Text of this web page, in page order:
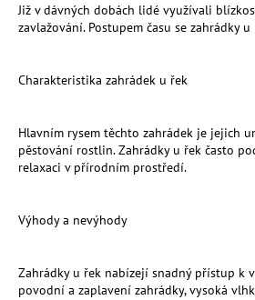
Již v dávných dobách lidé využívali
zavlažování. Postupem času se zahrádky
Charakteristika zahrádek u řek
Hlavním rysem těchto zahrádek je jejich
pěstování rostlin. Zahrádky u řek často
relaxaci v přírodním prostředí.
Výhody a nevýhody
Zahrádky u řek nabízejí snadný přístup k
povodní a zaplavení zahrádky, vysoká